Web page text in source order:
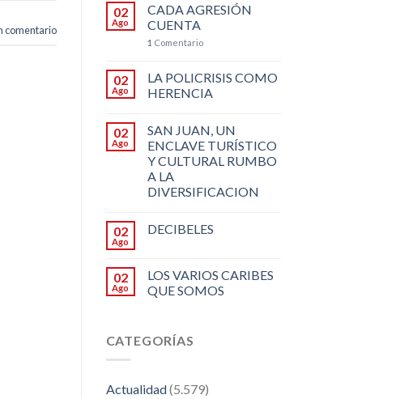
comentario
02
Ago
CADA AGRESIÓN
CUENTA
1 Comentario
02
Ago
LA POLICRISIS COMO
HERENCIA
02
Ago
SAN JUAN, UN
ENCLAVE TURÍSTICO
Y CULTURAL RUMBO
A LA
DIVERSIFICACION
02
Ago
DECIBELES
02
Ago
LOS VARIOS CARIBES
QUE SOMOS
CATEGORÍAS
Actualidad(5.579)